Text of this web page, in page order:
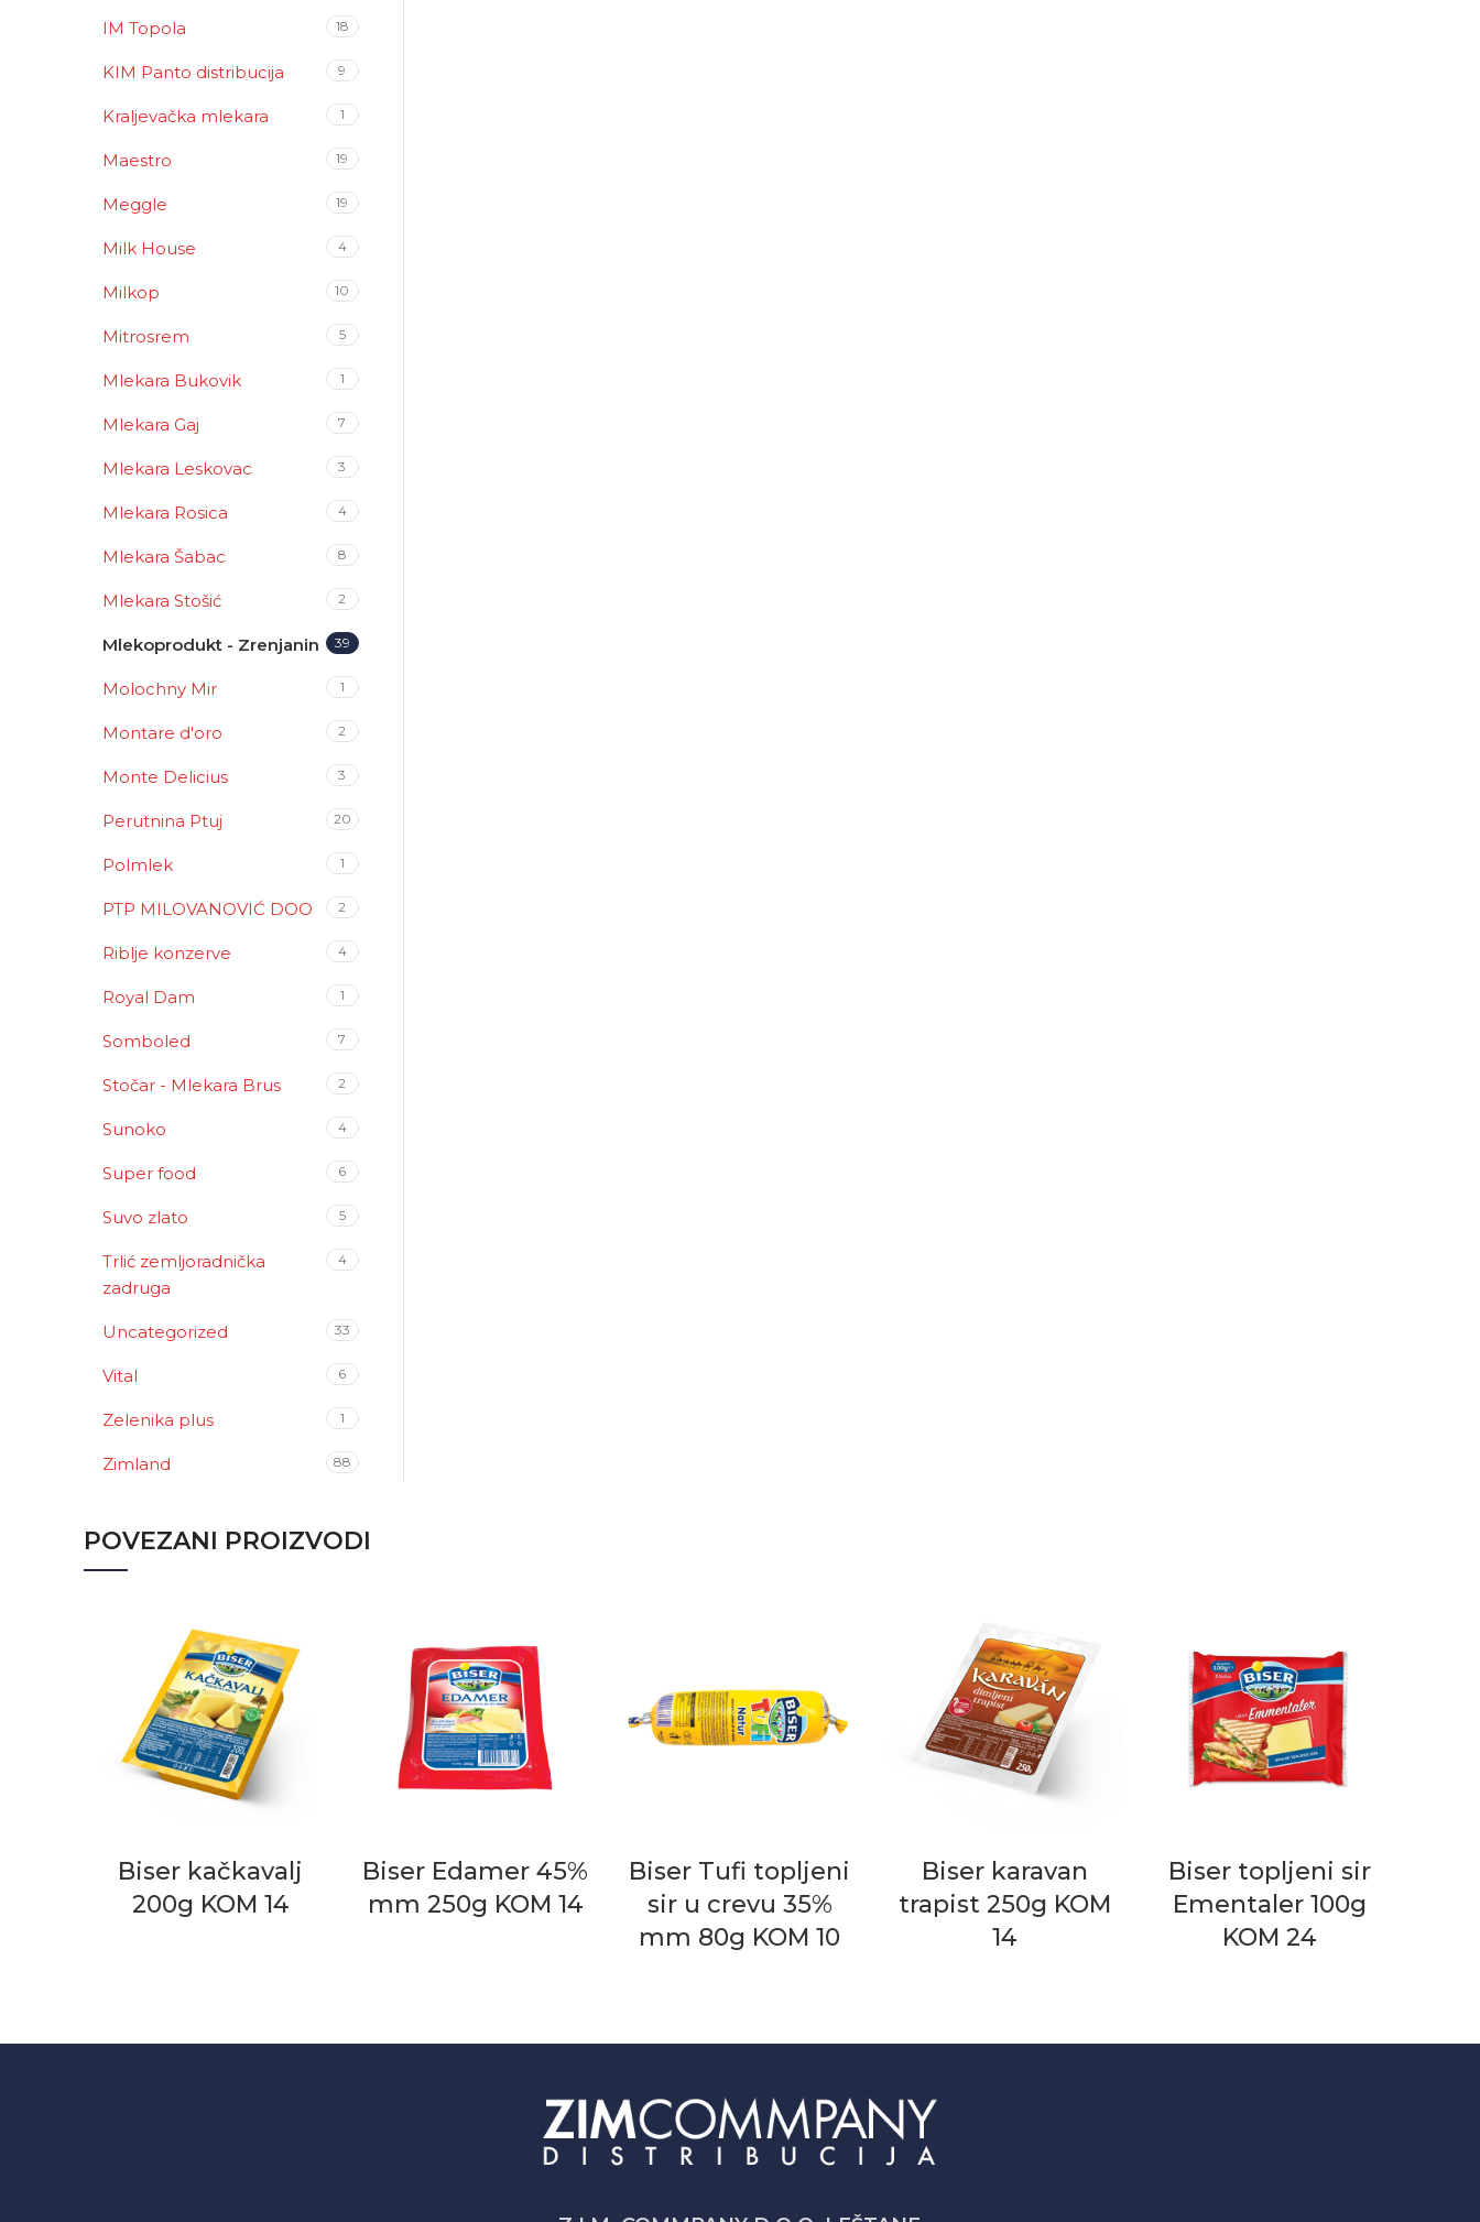
IM Topola 18
KIM Panto distribucija 9
Kraljevačka mlekara 1
Maestro 19
Meggle 19
Milk House 4
Milkop 10
Mitrosrem 5
Mlekara Bukovik 1
Mlekara Gaj 7
Mlekara Leskovac 3
Mlekara Rosica 4
Mlekara Šabac 8
Mlekara Stošić 2
Mlekoprodukt - Zrenjanin 39
Molochny Mir 1
Montare d'oro 2
Monte Delicius 3
Perutnina Ptuj 20
Polmlek 1
PTP MILOVANOVIĆ DOO 2
Riblje konzerve 4
Royal Dam 1
Somboled 7
Stočar - Mlekara Brus 2
Sunoko 4
Super food 6
Suvo zlato 5
Trlić zemljoradnička
zadruga
4
Uncategorized 33
Vital 6
Zelenika plus 1
Zimland 88
POVEZANI PROIZVODI
Biser kačkavalj
200g KOM 14
Biser Edamer 45%
mm 250g KOM 14
Biser Tufi topljeni
sir u crevu 35%
mm 80g KOM 10
Biser karavan
trapist 250g KOM
14
Biser topljeni sir
Ementaler 100g
KOM 24